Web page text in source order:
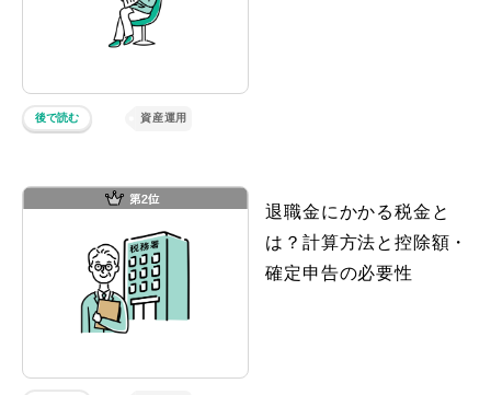
後で読む 資産運用
退職金にかかる税金と
は？計算方法と控除額・
確定申告の必要性